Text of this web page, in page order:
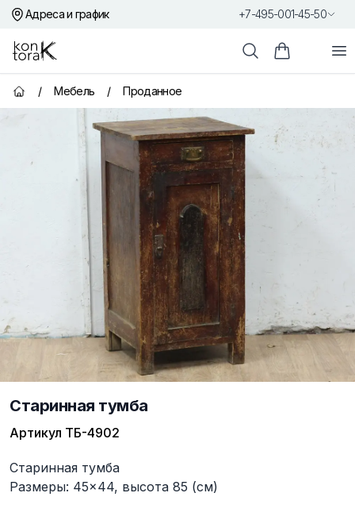
Адреса и график +7-495-001-45-50
Контора К
ПоискКорзина
Главная страница
/ Мебель / Проданное
Старинная тумба
Артикул ТБ-4902
Описание
Старинная тумба
Размеры: 45×44, высота 85 (см)